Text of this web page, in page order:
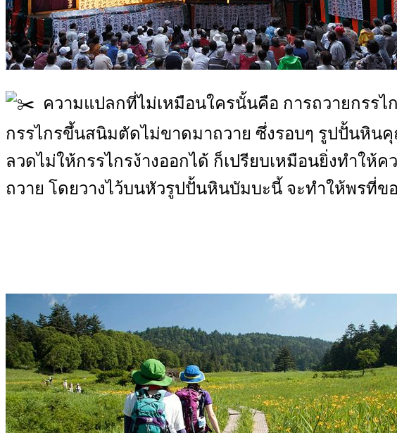
ความแปลกที่ไม่เหมือนใครนั้นคือ การถวายกรร
กรรไกรขึ้นสนิมตัดไม่ขาดมาถวาย ซึ่งรอบๆ รูปปั้นหินคุ
ลวดไม่ให้กรรไกรง้างออกได้ ก็เปรียบเหมือนยิ่งทำใ
ถวาย โดยวางไว้บนหัวรูปปั้นหินบัมบะนี้ จะทำให้พรที่ข